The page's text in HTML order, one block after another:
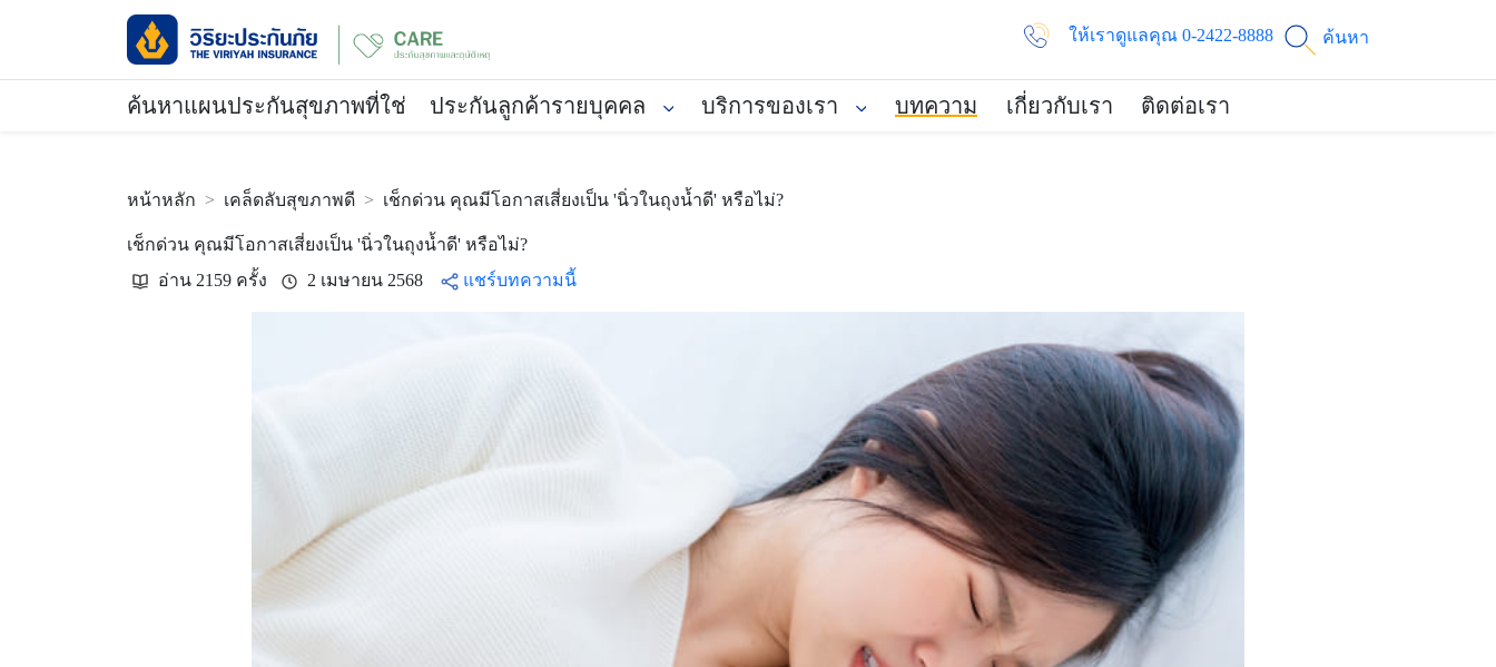
ให้เราดูแลคุณ 0-2422-8888 ค้นหา
ค้นหาแผนประกันสุขภาพที่ใช่ ประกันลูกค้ารายบุคคล บริการของเรา บทความ เกี่ยวกับเรา ติดต่อเรา
หน้าหลัก เคล็ดลับสุขภาพดี เช็กด่วน คุณมีโอกาสเสี่ยงเป็น 'นิ่วในถุงน้ำดี' หรือไม่?
เช็กด่วน คุณมีโอกาสเสี่ยงเป็น 'นิ่วในถุงน้ำดี' หรือไม่?
อ่าน 2159 ครั้ง
2 เมษายน 2568 แชร์บทความนี้